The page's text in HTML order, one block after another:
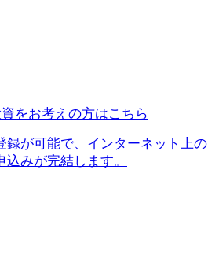
をお考えの方はこちら
録が可能で、インターネット上の
みが完結します。